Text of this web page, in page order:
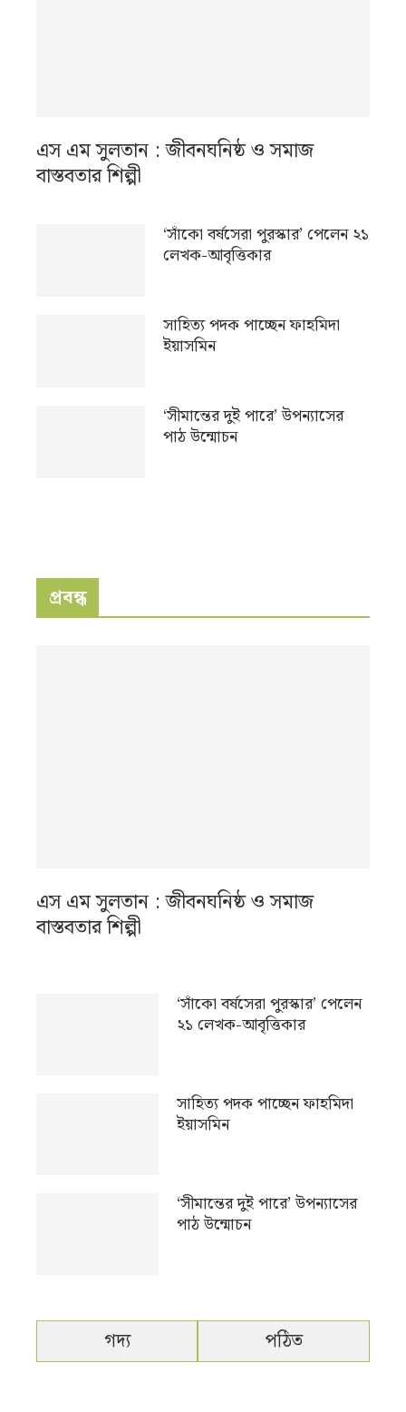
এস এম সুলতান : জীবনঘনিষ্ঠ ও সমাজ
বাস্তবতার শিল্পী
‘সাঁকো বর্ষসেরা পুরস্কার’ পেলেন ২১
লেখক-আবৃত্তিকার
সাহিত্য পদক পাচ্ছেন ফাহমিদা
ইয়াসমিন
‘সীমান্তের দুই পারে’ উপন্যাসের
পাঠ উন্মোচন
প্রবন্ধ
এস এম সুলতান : জীবনঘনিষ্ঠ ও সমাজ
বাস্তবতার শিল্পী
‘সাঁকো বর্ষসেরা পুরস্কার’ পেলেন
২১ লেখক-আবৃত্তিকার
সাহিত্য পদক পাচ্ছেন ফাহমিদা
ইয়াসমিন
‘সীমান্তের দুই পারে’ উপন্যাসের
পাঠ উন্মোচন
গদ্য পঠিত